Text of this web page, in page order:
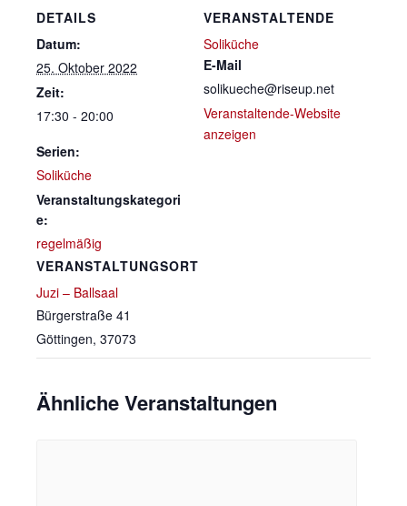
DETAILS
Datum:
25. Oktober 2022
Zeit:
17:30 - 20:00
Serien:
Soliküche
Veranstaltungskategori
e:
regelmäßig
VERANSTALTUNGSORT
Juzi – Ballsaal
Bürgerstraße 41
Göttingen, 37073
VERANSTALTENDE
Soliküche
E-Mail
solikueche@riseup.net
Veranstaltende-Website
anzeigen
Ähnliche Veranstaltungen